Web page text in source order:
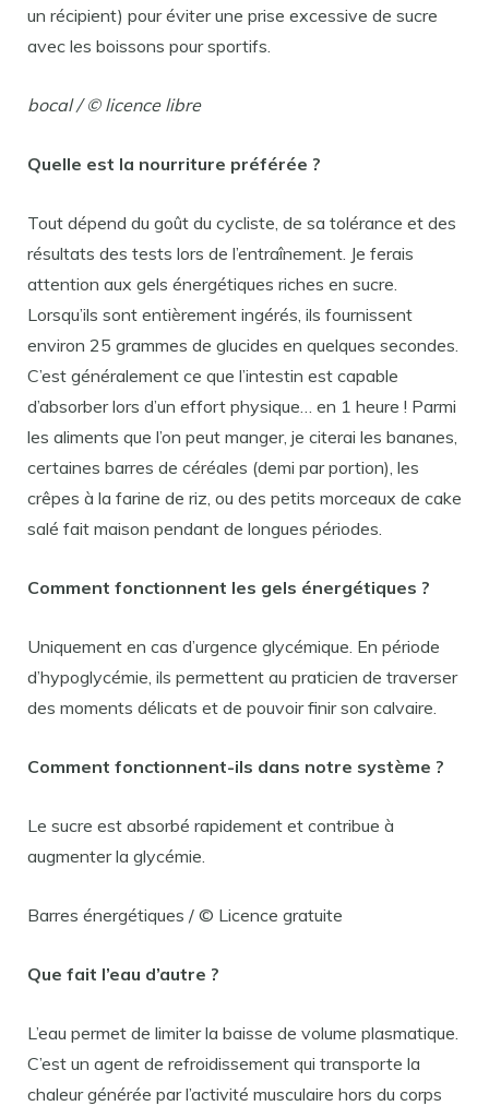
un récipient) pour éviter une prise excessive de sucre
avec les boissons pour sportifs.
bocal / © licence libre
Quelle est la nourriture préférée ?
Tout dépend du goût du cycliste, de sa tolérance et des
résultats des tests lors de l’entraînement. Je ferais
attention aux gels énergétiques riches en sucre.
Lorsqu’ils sont entièrement ingérés, ils fournissent
environ 25 grammes de glucides en quelques secondes.
C’est généralement ce que l’intestin est capable
d’absorber lors d’un effort physique… en 1 heure ! Parmi
les aliments que l’on peut manger, je citerai les bananes,
certaines barres de céréales (demi par portion), les
crêpes à la farine de riz, ou des petits morceaux de cake
salé fait maison pendant de longues périodes.
Comment fonctionnent les gels énergétiques ?
Uniquement en cas d’urgence glycémique. En période
d’hypoglycémie, ils permettent au praticien de traverser
des moments délicats et de pouvoir finir son calvaire.
Comment fonctionnent-ils dans notre système ?
Le sucre est absorbé rapidement et contribue à
augmenter la glycémie.
Barres énergétiques / © Licence gratuite
Que fait l’eau d’autre ?
L’eau permet de limiter la baisse de volume plasmatique.
C’est un agent de refroidissement qui transporte la
chaleur générée par l’activité musculaire hors du corps